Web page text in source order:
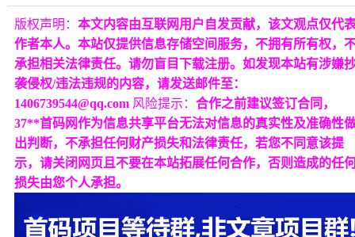
版权声明： 本文内容由互联网用户自发贡献，该文观点仅代
作者本人。本站仅提供信息存储空间服务，不拥有所有权，
承担相关法律责任。请勿盲目下载注册。如发现本站有涉嫌
袭侵权/违法违规的内容，请发送邮件至：
1406739544@qq.com 风险提示： 合作之前建议签订合同，
37**首码网作为信息共享平台无法对信息的真实性及准确性
出判断，不承担任何财产损失和法律责任，若您不同意该提
示，请关闭网页且不要在本站拓展任何合作，否则造成的任
损失由您个人承担。